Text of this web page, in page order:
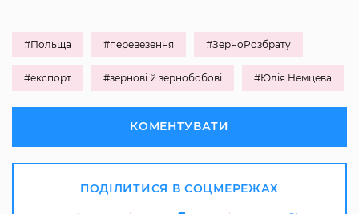
#Польща #перевезення #ЗерноРозбрату
#експорт #зернові й зернобобові #Юлія Немцева
КОМЕНТУВАТИ
ПОДІЛИТИСЯ В СОЦМЕРЕЖАХ